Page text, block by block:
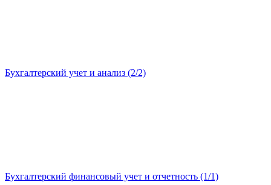
Бухгалтерский учет и анализ (2/2)
Бухгалтерский финансовый учет и отчетность (1/1)